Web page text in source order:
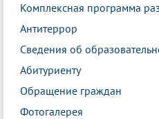
Комплексная программа
Антитеррор
Сведения об
Абитуриенту
Обращение граждан
Фотогалерея